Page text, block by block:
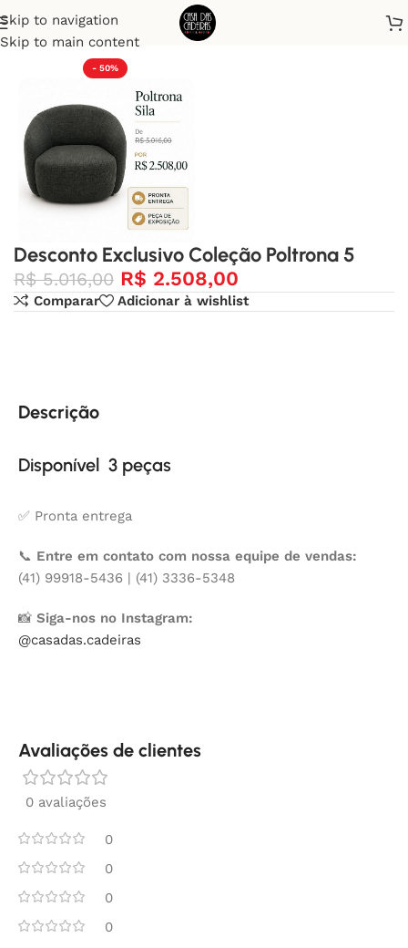
Skip to navigation
Skip to main content
Início Desconto Exclusivo
- 50%
Desconto Exclusivo Coleção Poltrona 5
R$5.016,00 R$ 2.508,00
Comparar Adicionar à wishlist
Descrição
Disponível 3 peças
✅ Pronta entrega
📞 Entre em contato com nossa equipe de vendas:
(41) 99918-5436 | (41) 3336-5348
📸 Siga-nos no Instagram:
@casadas.cadeiras
Avaliações de clientes
0 avaliações
0
0
0
0